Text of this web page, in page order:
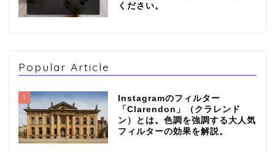
ください。
Popular Article
1
Instagramのフィルター
「Clarendon」（クラレンド
ン）とは。色調を強調する大人気
フィルターの効果を解説。